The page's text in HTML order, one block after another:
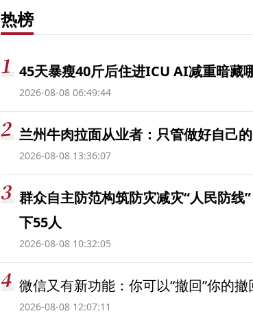
热榜
45天暴瘦40斤后住进ICU AI减重暗藏
2026-08-08 06:49:44
兰州牛肉拉面从业者：只管做好自己
2026-08-08 13:36:07
群众自主防范构筑防灾减灾“人民防线
下55人
2026-08-08 10:32:05
微信又有新功能：你可以“撤回”你的撤
2026-08-08 12:07:11